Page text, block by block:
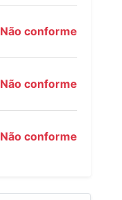
Não conforme
Não conforme
Não conforme